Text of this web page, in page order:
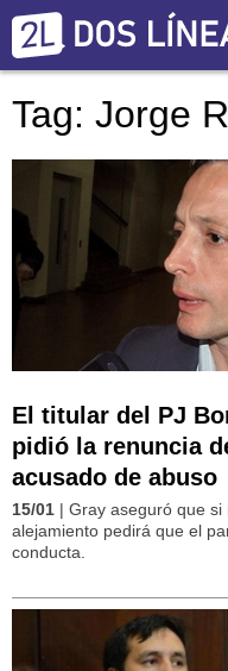
Tag: Jorge
El titular del PJ
pidió la renuncia
acusado de abuso
15/01 | Gray aseguró que si
alejamiento pedirá que el
conducta.